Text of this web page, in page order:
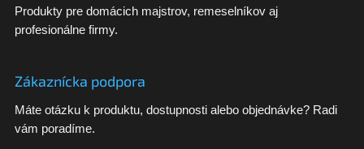
Produkty pre domácich majstrov, remeselníkov aj
profesionálne firmy.
Zákaznícka podpora
Máte otázku k produktu, dostupnosti alebo objednávke? Radi
vám poradíme.